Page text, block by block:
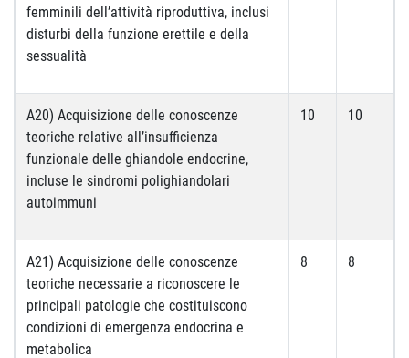
femminili dell’attività riproduttiva, inclusi
disturbi della funzione erettile e della
sessualità
A20) Acquisizione delle conoscenze
teoriche relative all’insufficienza
funzionale delle ghiandole endocrine,
incluse le sindromi polighiandolari
autoimmuni
10 10
A21) Acquisizione delle conoscenze
teoriche necessarie a riconoscere le
principali patologie che costituiscono
condizioni di emergenza endocrina e
metabolica
8 8